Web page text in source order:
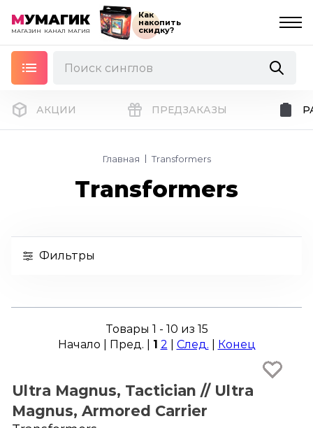
МУМАГИК
МАГАЗИН КАНАЛ МАГИЯ
Как
накопить
скидку?
АКЦИИ ПРЕДЗАКАЗЫ
Главная Transformers
Transformers
Фильтры
Товары 1 - 10 из 15
Начало | Пред. | 1 2 След. Конец
Ultra Magnus, Tactician // Ultra
Magnus, Armored Carrier